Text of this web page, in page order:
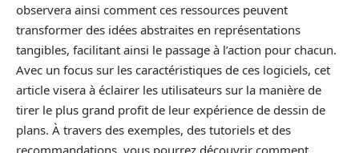
observera ainsi comment ces ressources peuvent
transformer des idées abstraites en représentations
tangibles, facilitant ainsi le passage à l’action pour chacun.
Avec un focus sur les caractéristiques de ces logiciels, cet
article visera à éclairer les utilisateurs sur la manière de
tirer le plus grand profit de leur expérience de dessin de
plans. À travers des exemples, des tutoriels et des
recommandations, vous pourrez découvrir comment